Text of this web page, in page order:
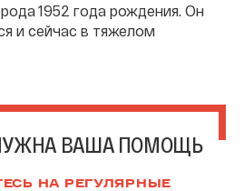
1952 года рождения. Он
и сейчас в тяжелом
ВАША ПОМОЩЬ
НА РЕГУЛЯРНЫЕ